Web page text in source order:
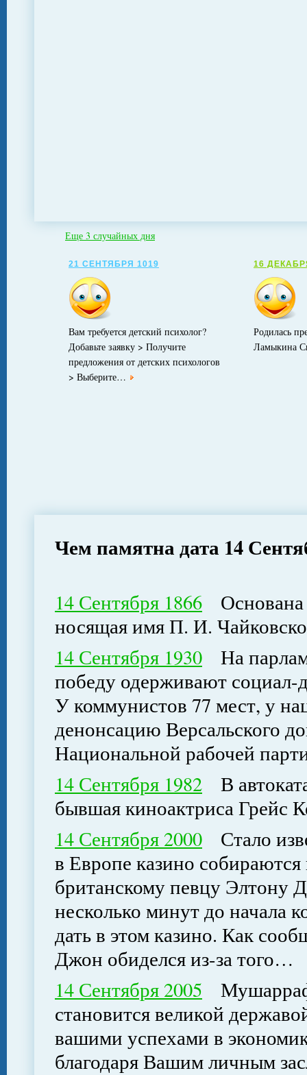
Еще 3 случайных дня
21 СЕНТЯБРЯ 1019
Вам требуется детский психолог?
Добавьте заявку > Получите
предложения от детских психологов
> Выберите…
16
Родилась
Ламыкина
Чем памятна дата 14
14 Сентября 1866 Основана
носящая имя П. И.
14 Сентября 1930 На
победу одерживают социал-
У коммунистов 77 мест, у
денонсацию Версальского
Национальной рабочей
14 Сентября 1982 В
бывшая киноактриса Грейс
14 Сентября 2000 Стало
в Европе казино
британскому певцу Элтону
несколько минут до начала
дать в этом казино. Как
Джон обиделся из-за того…
14 Сентября 2005
становится великой
вашими успехами в
благодаря Вашим личным